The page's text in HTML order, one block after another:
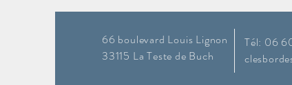
66 boulevard Louis Lignon
33115 La Teste de Buch
Tél: 06